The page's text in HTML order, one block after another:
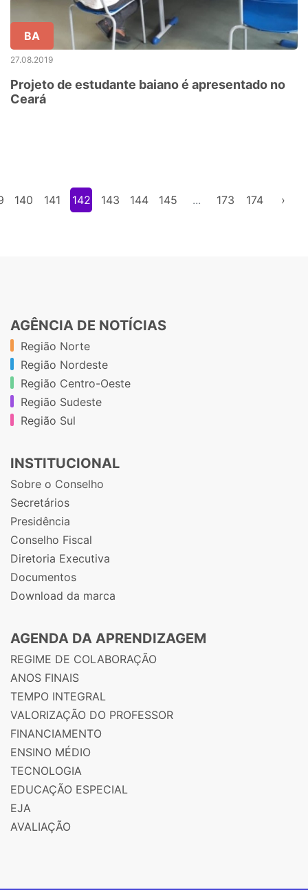
BA
27.08.2019
Projeto de estudante baiano é apresentado no
Ceará
140 141 142 143 144 145 ... 173 174 ›
AGÊNCIA DE NOTÍCIAS
Região Norte
Região Nordeste
Região Centro-Oeste
Região Sudeste
Região Sul
INSTITUCIONAL
Sobre o Conselho
Secretários
Presidência
Conselho Fiscal
Diretoria Executiva
Documentos
Download da marca
AGENDA DA APRENDIZAGEM
REGIME DE COLABORAÇÃO
ANOS FINAIS
TEMPO INTEGRAL
VALORIZAÇÃO DO PROFESSOR
FINANCIAMENTO
ENSINO MÉDIO
TECNOLOGIA
EDUCAÇÃO ESPECIAL
EJA
AVALIAÇÃO